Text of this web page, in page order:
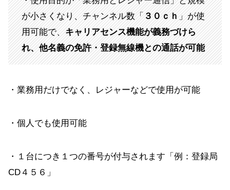
が小さくなり、チャンネル数「 ３０ｃｈ 」が使
用可能で、 キャリアセンス機能が義務づけら
れ、 他名義の免許・登録無線機との通話が可能
・業務用だけでなく、レジャーなどで使用が可能
・個人でも使用可能
・１台につき１つの番号が付与されます「例：登録局
CD４５６」